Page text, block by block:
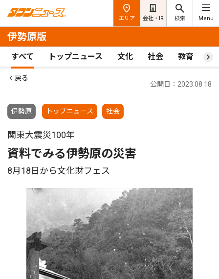
エリア 会社・IR 検索 Menu
伊勢原版
すべて トップニュース 文化 社会 教育 ス
戻る
伊勢原 トップニュース 社会
公開日：2023.08.18
関東大震災100年
資料でみる伊勢原の災害
8月18日から文化財フェス